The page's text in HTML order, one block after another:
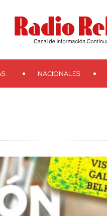
Teveo Ivoox RSS Search
NACIONALES